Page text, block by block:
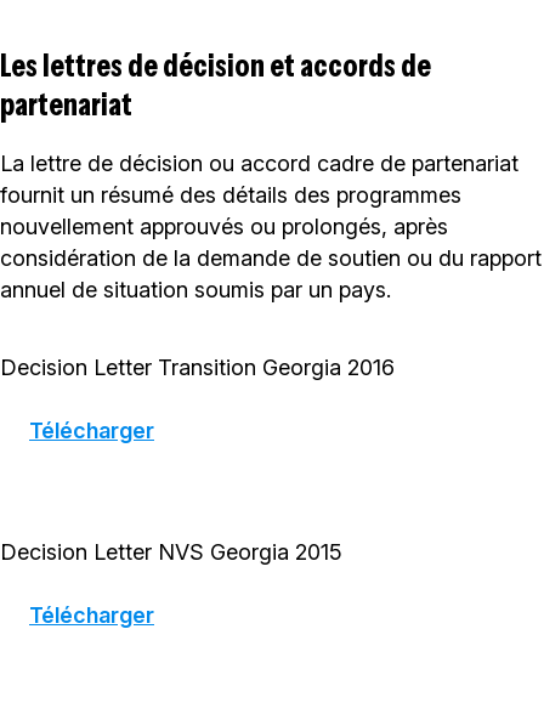
Les lettres de décision et accords de
partenariat
La lettre de décision ou accord cadre de partenariat
fournit un résumé des détails des programmes
nouvellement approuvés ou prolongés, après
considération de la demande de soutien ou du rapport
annuel de situation soumis par un pays.
Decision Letter Transition Georgia 2016
Télécharger
Decision Letter NVS Georgia 2015
Télécharger